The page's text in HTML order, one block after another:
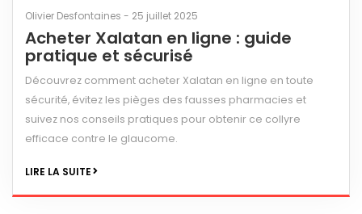
Olivier Desfontaines - 25 juillet 2025
Acheter Xalatan en ligne : guide
pratique et sécurisé
Découvrez comment acheter Xalatan en ligne en toute
sécurité, évitez les pièges des fausses pharmacies et
suivez nos conseils pratiques pour obtenir ce collyre
efficace contre le glaucome.
LIRE LA SUITE